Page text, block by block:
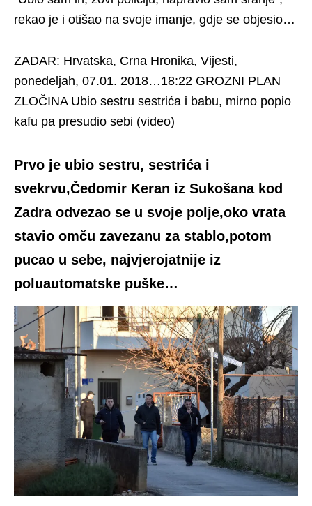
rekao je i otišao na svoje imanje, gdje se objesio…
ZADAR: Hrvatska, Crna Hronika, Vijesti,
ponedeljah, 07.01. 2018…18:22 GROZNI PLAN
ZLOČINA Ubio sestru sestrića i babu, mirno popio
kafu pa presudio sebi (video)
Prvo je ubio sestru, sestrića i
svekrvu,Čedomir Keran iz Sukošana kod
Zadra odvezao se u svoje polje,oko vrata
stavio omču zavezanu za stablo,potom
pucao u sebe, najvjerojatnije iz
poluautomatske puške…